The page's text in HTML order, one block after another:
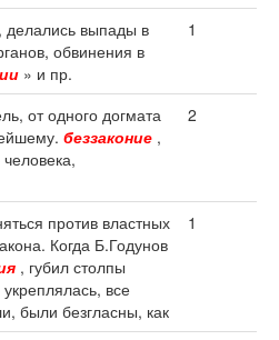
делались выпады в
обвинения в
» и пр.
1
от одного догмата
беззаконие ,
2
против властных
Когда Б.Годунов
, губил столпы
все
были безгласны, как
1